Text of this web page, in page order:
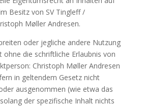
Besitz von SV Tingleff /
Møller Andresen.
oder jegliche andere Nutzung
ohne die schriftliche Erlaubnis von
Christoph Møller Andresen
in geltendem Gesetz nicht
ausgenommen (wie etwa das
der spezifische Inhalt nichts